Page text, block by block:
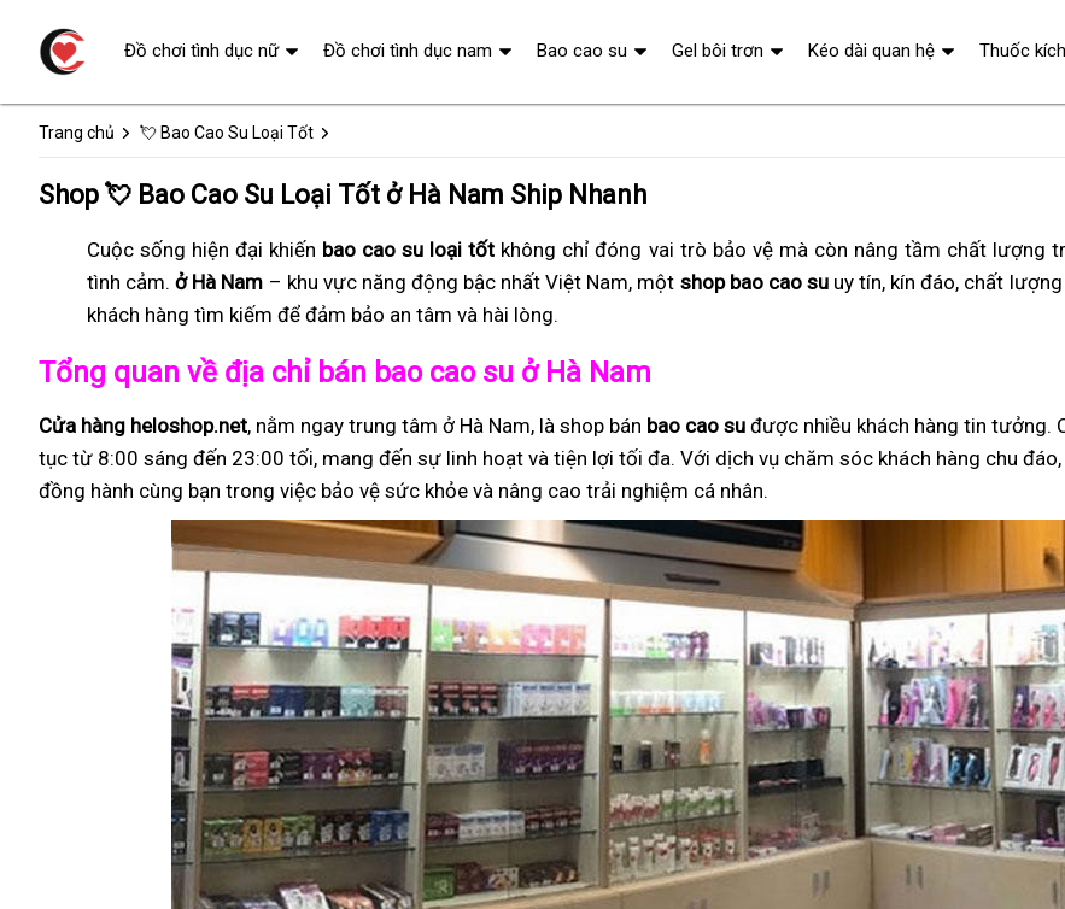
Trang chủ 💘 Bao Cao Su Loại Tốt
Shop 💘 Bao Cao Su Loại Tốt ở Hà Nam Ship Nhanh
Cuộc sống hiện đại khiến bao cao su loại tốt không chỉ đóng vai trò bảo vệ mà còn nâng tầm chất lượng
tình cảm.ở Hà Nam – khu vực năng động bậc nhất Việt Nam, một shop bao cao suuy tín, kín đáo, chất
khách hàng tìm kiếm để đảm bảo an tâm và hài lòng.
Tổng quan về địa chỉ bán bao cao su ở Hà Nam
Cửa hàng heloshop.net, nằm ngay trung tâm ở Hà Nam, là shop bán bao cao su được nhiều khách hàng tin tưởng.
tục từ 8:00 sáng đến 23:00 tối, mang đến sự linh hoạt và tiện lợi tối đa. Với dịch vụ chăm sóc khách hàng chu
đồng hành cùng bạn trong việc bảo vệ sức khỏe và nâng cao trải nghiệm cá nhân.
Đồ chơi tình dục nữ Đồ chơi tình dục nam Bao cao su Gel bôi trơn Kéo dài quan hệ Thuốc